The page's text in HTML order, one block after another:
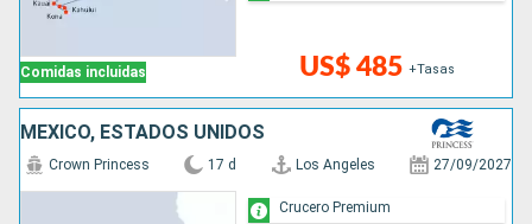
Comidas incluidas US$ 485 +Tasas
MÉXICO, ESTADOS UNIDOS
Crown Princess 17 d Los Angeles 27/09/2027
Crucero Premium